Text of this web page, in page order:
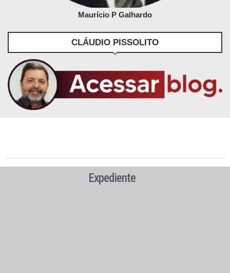
Maurício P Galhardo
CLÁUDIO PISSOLITO
Expediente